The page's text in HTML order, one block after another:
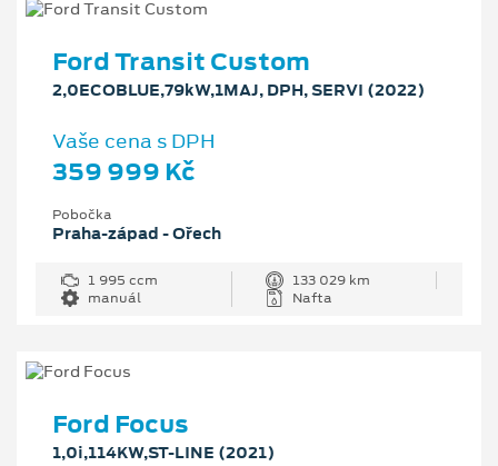
Ford Transit Custom
2,0ECOBLUE,79kW,1MAJ, DPH, SERVI (2022)
Vaše cena s DPH
359 999 Kč
Pobočka
Praha-západ - Ořech
1 995 ccm
133 029 km
manuál
Nafta
Ford Focus
1,0i,114KW,ST-LINE (2021)